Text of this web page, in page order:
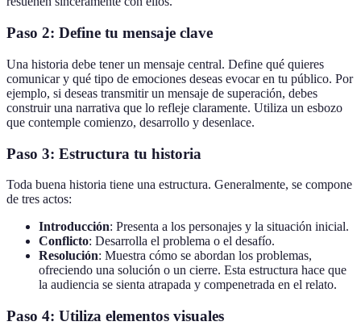
Paso 2: Define tu mensaje clave
Una historia debe tener un mensaje central. Define qué quieres
comunicar y qué tipo de emociones deseas evocar en tu público. Por
ejemplo, si deseas transmitir un mensaje de superación, debes
construir una narrativa que lo refleje claramente. Utiliza un esbozo
que contemple comienzo, desarrollo y desenlace.
Paso 3: Estructura tu historia
Toda buena historia tiene una estructura. Generalmente, se compone
de tres actos:
Introducción: Presenta a los personajes y la situación inicial.
Conflicto: Desarrolla el problema o el desafío.
Resolución: Muestra cómo se abordan los problemas,
ofreciendo una solución o un cierre. Esta estructura hace que
la audiencia se sienta atrapada y compenetrada en el relato.
Paso 4: Utiliza elementos visuales